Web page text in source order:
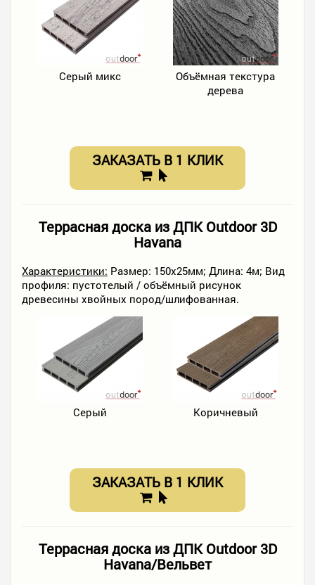
Серый микс
Объёмная текстура
дерева
ЗАКАЗАТЬ В 1 КЛИК
Террасная доска из ДПК Outdoor 3D
Havana
Характеристики: Размер: 150х25мм; Длина: 4м; Вид
профиля: пустотелый / объёмный рисунок
древесины хвойных пород/шлифованная.
Серый Коричневый
ЗАКАЗАТЬ В 1 КЛИК
Террасная доска из ДПК Outdoor 3D
Havana/Вельвет